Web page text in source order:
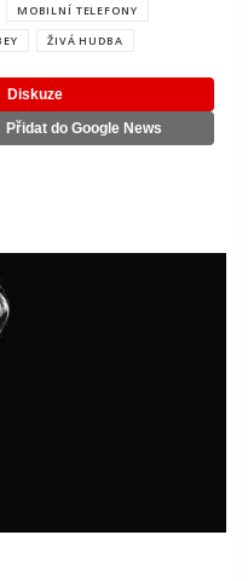
MOBILNÍ TELEFONY
ŽIVÁ HUDBA
Diskuze
Přidat do Google News